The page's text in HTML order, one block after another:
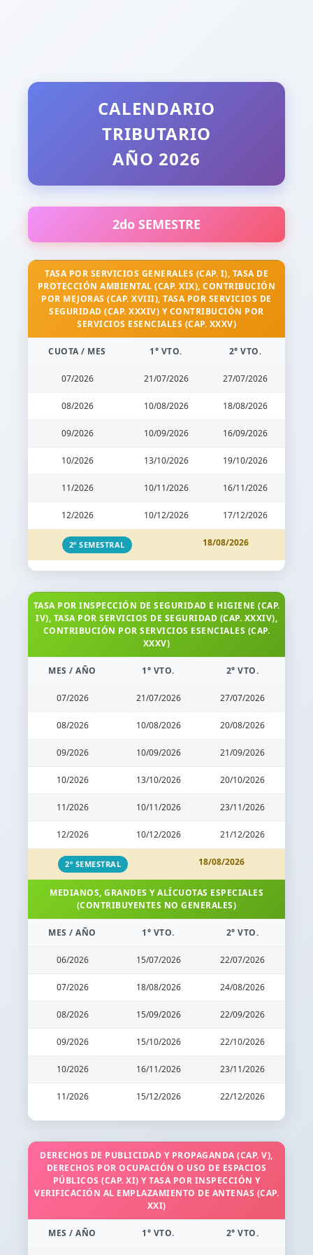
CALENDARIO
TRIBUTARIO
AÑO 2026
2do SEMESTRE
TASA POR SERVICIOS GENERALES (CAP. I), TASA DE
PROTECCIÓN AMBIENTAL (CAP. XIX), CONTRIBUCIÓN
POR MEJORAS (CAP. XVIII), TASA POR SERVICIOS DE
SEGURIDAD (CAP. XXXIV) Y CONTRIBUCIÓN POR
SERVICIOS ESENCIALES (CAP. XXXV)
CUOTA / MES 1° VTO. 2° VTO.
07/2026 21/07/2026 27/07/2026
08/2026 10/08/2026 18/08/2026
09/2026 10/09/2026 16/09/2026
10/2026 13/10/2026 19/10/2026
11/2026 10/11/2026 16/11/2026
12/2026 10/12/2026 17/12/2026
2º SEMESTRAL 18/08/2026
TASA POR INSPECCIÓN DE SEGURIDAD E HIGIENE (CAP.
IV), TASA POR SERVICIOS DE SEGURIDAD (CAP. XXXIV),
CONTRIBUCIÓN POR SERVICIOS ESENCIALES (CAP.
XXXV)
MES / AÑO 1° VTO. 2° VTO.
07/2026 21/07/2026 27/07/2026
08/2026 10/08/2026 20/08/2026
09/2026 10/09/2026 21/09/2026
10/2026 13/10/2026 20/10/2026
11/2026 10/11/2026 23/11/2026
12/2026 10/12/2026 21/12/2026
2º SEMESTRAL 18/08/2026
MEDIANOS, GRANDES Y ALÍCUOTAS ESPECIALES
(CONTRIBUYENTES NO GENERALES)
MES / AÑO 1° VTO. 2° VTO.
06/2026 15/07/2026 22/07/2026
07/2026 18/08/2026 24/08/2026
08/2026 15/09/2026 22/09/2026
09/2026 15/10/2026 22/10/2026
10/2026 16/11/2026 23/11/2026
11/2026 15/12/2026 22/12/2026
DERECHOS DE PUBLICIDAD Y PROPAGANDA (CAP. V),
DERECHOS POR OCUPACIÓN O USO DE ESPACIOS
PÚBLICOS (CAP. XI) Y TASA POR INSPECCIÓN Y
VERIFICACIÓN AL EMPLAZAMIENTO DE ANTENAS (CAP.
XXI)
MES / AÑO 1° VTO. 2° VTO.